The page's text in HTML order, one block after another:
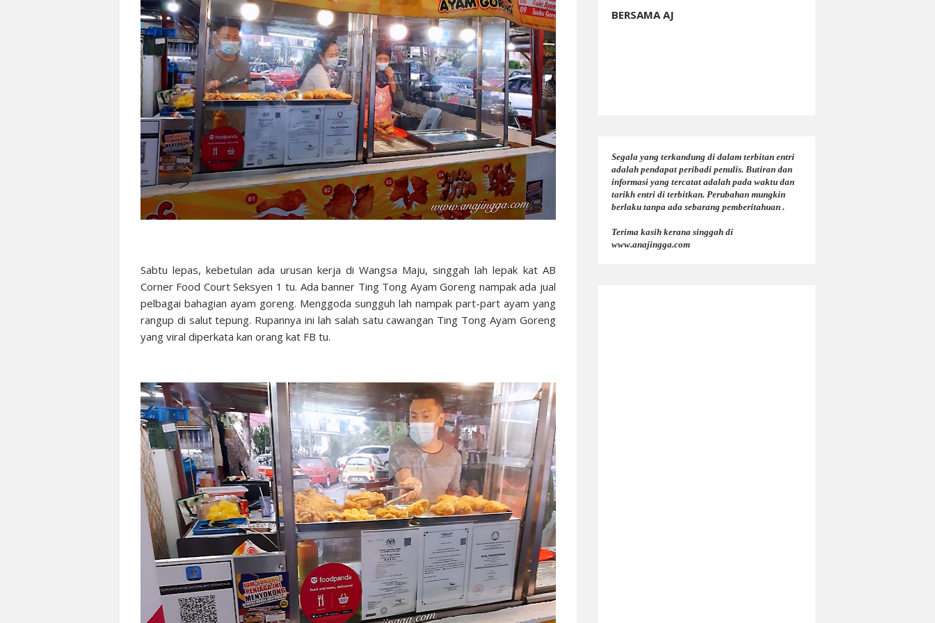
Sabtu lepas, kebetulan ada urusan kerja di Wangsa Maju, singgah lah lepak kat AB
Corner Food Court Seksyen 1 tu. Ada banner Ting Tong Ayam Goreng nampak ada jual
pelbagai bahagian ayam goreng. Menggoda sungguh lah nampak part-part ayam yang
rangup di salut tepung. Rupannya ini lah salah satu cawangan Ting Tong Ayam Goreng
yang viral diperkata kan orang kat FB tu.
BERSAMA AJ
Segala yang terkandung di dalam terbitan entri
adalah pendapat peribadi penulis. Butiran dan
informasi yang tercatat adalah pada waktu dan
tarikh entri di terbitkan. Perubahan mungkin
berlaku tanpa ada sebarang pemberitahuan .
Terima kasih kerana singgah di
www.anajingga.com